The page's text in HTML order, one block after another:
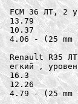
FCM 36 ЛТ, 2
13.79
10.37
4.06 - (25 mm
Renault R35
егкий ,
16.3
12.26
4.79 - (25 mm